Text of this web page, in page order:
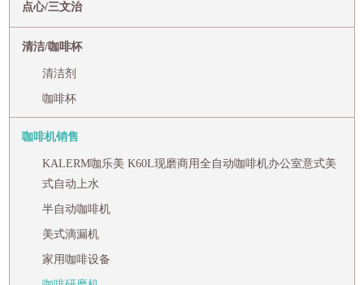
点心/三文治
清洁/咖啡杯
清洁剂
咖啡杯
咖啡机销售
KALERM咖乐美 K60L现磨商用全自动咖啡机办公室意式美
式自动上水
半自动咖啡机
美式滴漏机
家用咖啡设备